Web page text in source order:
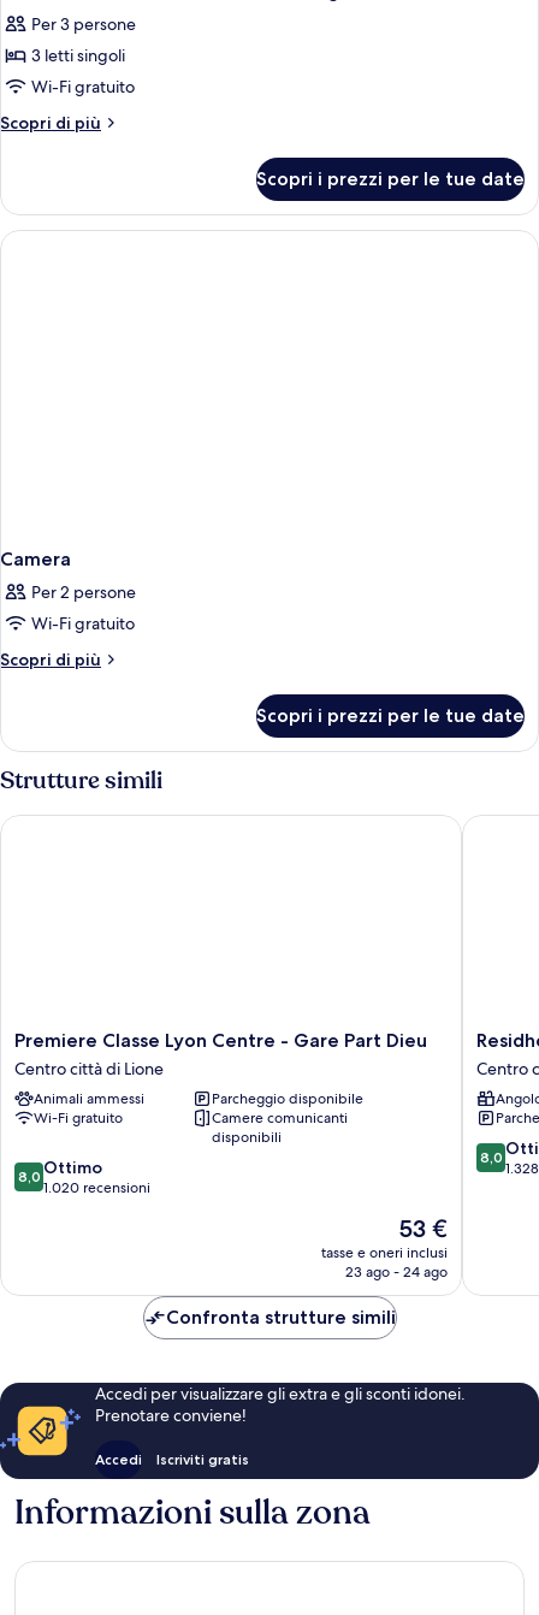
le
foto
per
Next
3
letti
singoli
Per 3 persone
3 letti singoli
Wi-Fi gratuito
Scopri di più
Altri
Generation,
Camera,
3
Scopri i prezzi per le tue date
Camera
Per 2 persone
Wi-Fi gratuito
Scopri di più
Altri
Scopri i prezzi per le tue date
Strutture simili
Premiere
Classe
Lyon
Centre
-
Part
Dieu
Premiere Classe Lyon Centre - Gare Part Dieu
Centro città di Lione
Animali ammessi
Parcheggio disponibile
Wi-Fi gratuito
Camere comunicanti
disponibili
8.0
su
8,0 Ottimo
1.020 recensioni
Il
prezzo
attuale
53 €
tasse e oneri inclusi
23 ago - 24 ago
Premiere Classe Lyon Centre - Gare Part Dieu
Lyon
Part
Dieu
Centro
città
di
Centro
8.0
su
8,0
Confronta strutture simili
Accedi per visualizzare gli extra e gli sconti idonei.
Prenotare conviene!
Accedi Iscriviti gratis
Informazioni sulla zona